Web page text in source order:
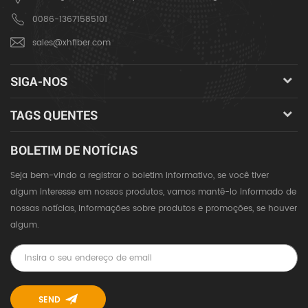
0086-13671585101
sales@xhfiber.com
SIGA-NOS
TAGS QUENTES
BOLETIM DE NOTÍCIAS
Seja bem-vindo a registrar o boletim informativo, se você tiver
algum interesse em nossos produtos, vamos mantê-lo informado de
nossas notícias, informações sobre produtos e promoções, se houver
algum.